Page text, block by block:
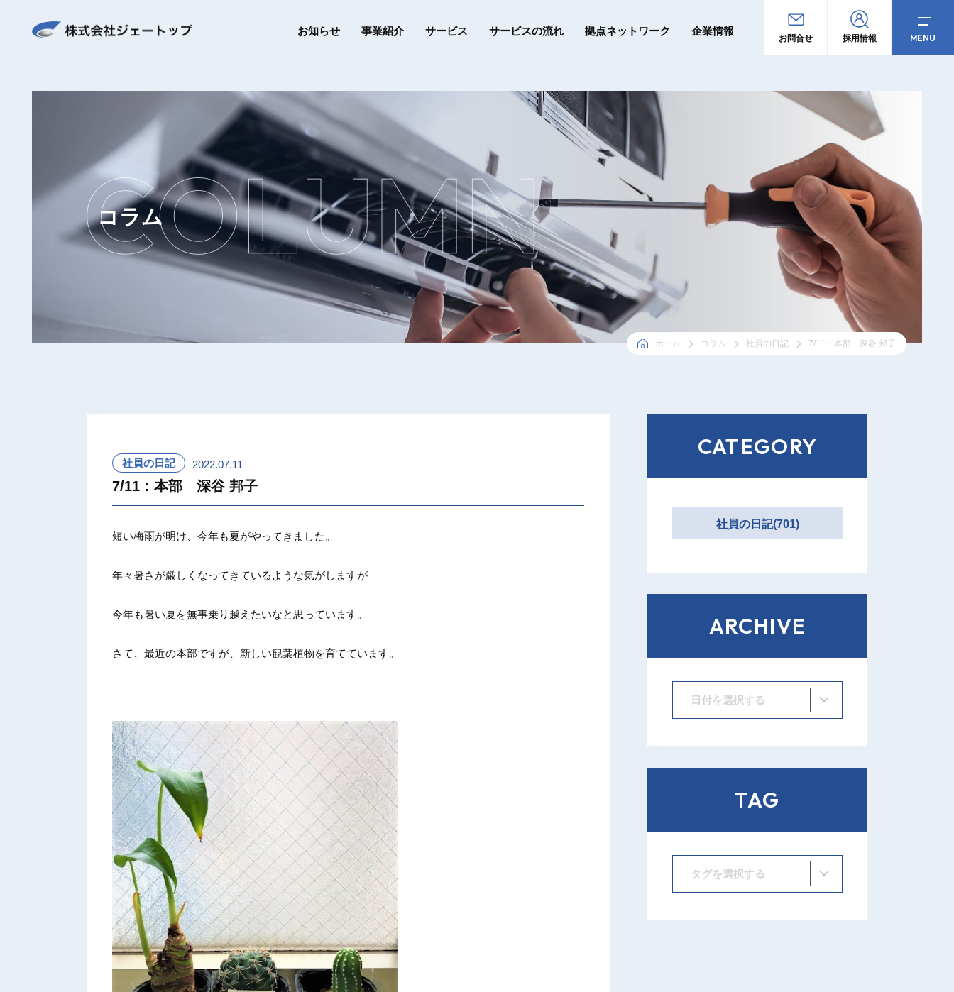
お知らせ 事業紹介 サービス サービスの流れ 拠点ネットワーク 企業情報
お問合せ 採用情報 MENU
コラム
ホーム コラム 社員の日記 7/11：本部 深谷 邦子
社員の日記 2022.07.11
7/11：本部 深谷 邦子
短い梅雨が明け、今年も夏がやってきました。
年々暑さが厳しくなってきているような気がしますが
今年も暑い夏を無事乗り越えたいなと思っています。
さて、最近の本部ですが、新しい観葉植物を育てています。
CATEGORY
社員の日記(701)
ARCHIVE
日付を選択する
TAG
タグを選択する